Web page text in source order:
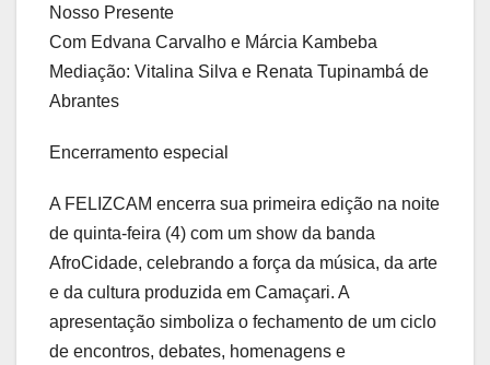
Nosso Presente
Com Edvana Carvalho e Márcia Kambeba
Mediação: Vitalina Silva e Renata Tupinambá de
Abrantes
Encerramento especial
A FELIZCAM encerra sua primeira edição na noite
de quinta-feira (4) com um show da banda
AfroCidade, celebrando a força da música, da arte
e da cultura produzida em Camaçari. A
apresentação simboliza o fechamento de um ciclo
de encontros, debates, homenagens e